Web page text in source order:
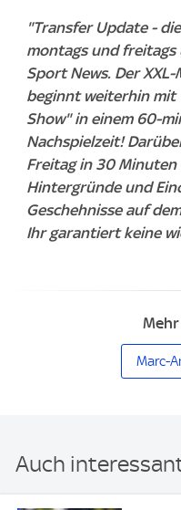
"Transfer Update -
montags und freitags
Sport News. Der
beginnt weiterhin mit
Show" in einem 60-
Nachspielzeit!
Freitag in 30 Minuten
Hintergründe und
Geschehnisse auf
Ihr garantiert keine
Mehr
Marc-
Auch